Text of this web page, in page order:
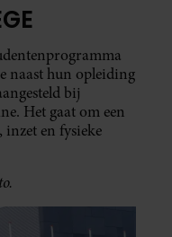
naast hun opleiding
bij
Het gaat om een
en fysieke